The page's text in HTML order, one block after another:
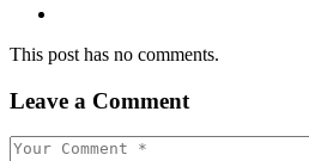
This post has no comments.
Leave a Comment